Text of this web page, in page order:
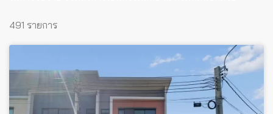
491 รายการ